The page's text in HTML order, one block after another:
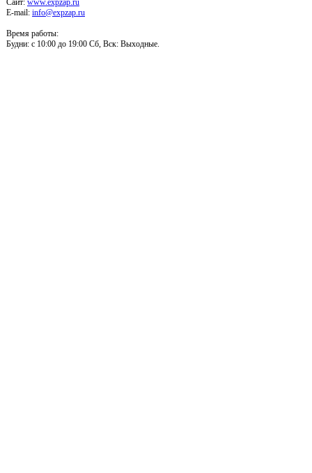
E-mail: info@expzap.ru
Время работы:
Будни: c 10:00 до 19:00 Сб, Вск: Выходные.